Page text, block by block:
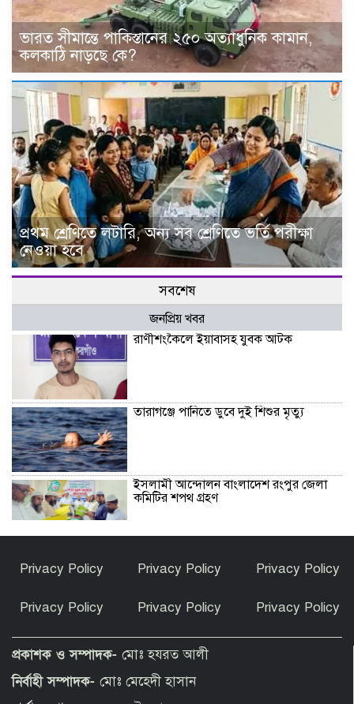
ভারত সীমান্তে পাকিস্তানের ২৫০ অত্যাধুনিক কামান,
কলকাঠি নাড়ছে কে?
প্রথম শ্রেণিতে লটারি, অন্য সব শ্রেণিতে ভর্তি পরীক্ষা
নেওয়া হবে
সবশেষ
জনপ্রিয় খবর
রাণীশংকৈলে ইয়াবাসহ যুবক আটক
তারাগঞ্জে পানিতে ডুবে দুই শিশুর মৃত্যু
ইসলামী আন্দোলন বাংলাদেশ রংপুর জেলা
কমিটির শপথ গ্রহণ
‘রংপুর ডায়েরি’
অভিযোগে সংবাদ সম্মেলন
Privacy Policy Privacy Policy Privacy Policy
Privacy Policy Privacy Policy Privacy Policy
প্রকাশক ও সম্পাদক- মোঃ হযরত আলী
নির্বাহী সম্পাদক- মোঃ মেহেদী হাসান